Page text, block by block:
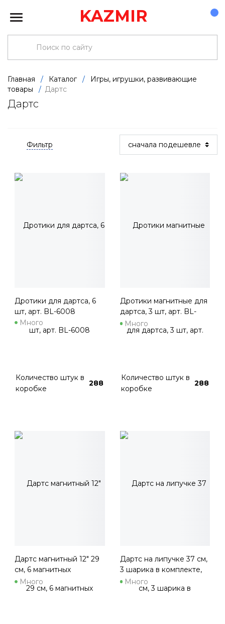
KAZMIR
Главная / Каталог /
Игры, игрушки, развивающие
товары
/ Дартс
Дартс
Фильтр
Дротики для дартса, 6
шт, арт. BL-6008
Много
Количество штук в
коробке
288
Дротики магнитные для
дартса, 3 шт, арт. BL-
M302
Много
Количество штук в
коробке
288
Дартс магнитный 12" 29
см, 6 магнитных
дротиков в комплекте,
арт. BL-101
Много
Дартс на липучке 37 см,
3 шарика в комплекте,
арт. BL-602
Много